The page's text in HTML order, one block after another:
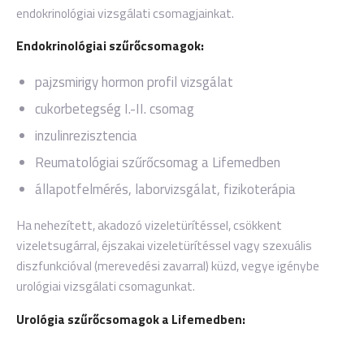
endokrinológiai vizsgálati csomagjainkat.
Endokrinológiai szűrőcsomagok:
pajzsmirigy hormon profil vizsgálat
cukorbetegség I.-II. csomag
inzulinrezisztencia
Reumatológiai szűrőcsomag a Lifemedben
állapotfelmérés, laborvizsgálat, fizikoterápia
Ha nehezített, akadozó vizeletürítéssel, csökkent
vizeletsugárral, éjszakai vizeletürítéssel vagy szexuális
diszfunkcióval (merevedési zavarral) küzd, vegye igénybe
urológiai vizsgálati csomagunkat.
Urológia szűrőcsomagok a Lifemedben: